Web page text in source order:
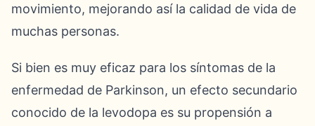
movimiento, mejorando así la calidad de vida de
muchas personas.
Si bien es muy eficaz para los síntomas de la
enfermedad de Parkinson, un efecto secundario
conocido de la levodopa es su propensión a